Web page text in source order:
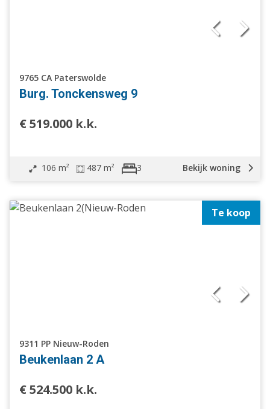
9765 CA Paterswolde
Burg. Tonckensweg 9
€ 519.000 k.k.
106 m² 487 m² 3 Bekijk woning
Te koop
9311 PP Nieuw-Roden
Beukenlaan 2 A
€ 524.500 k.k.